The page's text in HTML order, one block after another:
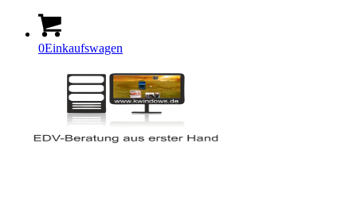
0Einkaufswagen